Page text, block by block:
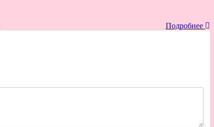
Подробнее